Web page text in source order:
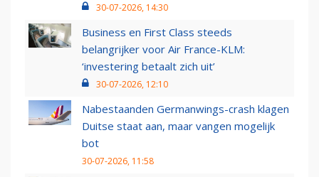
30-07-2026, 14:30
Business en First Class steeds
belangrijker voor Air France-KLM:
‘investering betaalt zich uit’
30-07-2026, 12:10
Nabestaanden Germanwings-crash klagen
Duitse staat aan, maar vangen mogelijk
bot
30-07-2026, 11:58